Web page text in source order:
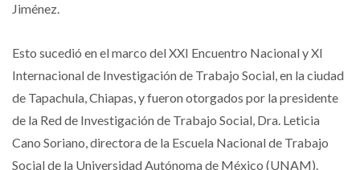
Jiménez.
Esto sucedió en el marco del XXI Encuentro Nacional y XI
Internacional de Investigación de Trabajo Social, en la ciudad
de Tapachula, Chiapas, y fueron otorgados por la presidente
de la Red de Investigación de Trabajo Social, Dra. Leticia
Cano Soriano, directora de la Escuela Nacional de Trabajo
Social de la Universidad Autónoma de México (UNAM).